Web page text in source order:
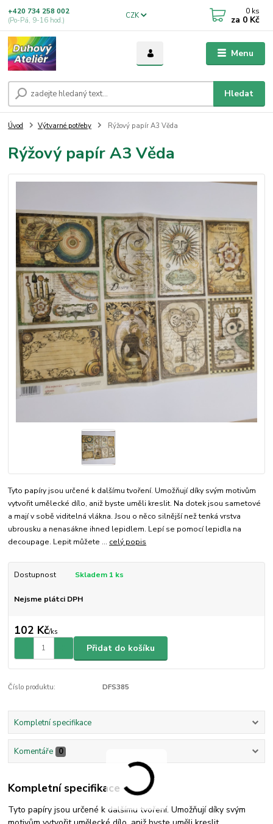
Menu
CZK
Hledat
+420 734 258 002
(Po-Pá, 9-16 hod.)
0 ks
za 0 Kč
Úvod Výtvarné potřeby Rýžový papír A3 Věda
Rýžový papír A3 Věda
Tyto papíry jsou určené k dalšímu tvoření. Umožňují díky svým motivům
vytvořit umělecké dílo, aniž byste uměli kreslit. Na dotek jsou sametové
a mají v sobě viditelná vlákna. Jsou o něco silnější než tenká vrstva
ubrousku a nenasákne ihned lepidlem. Lepí se pomocí lepidla na
decoupage. Lepit můžete ... celý popis
Dostupnost Skladem 1 ks
Nejsme plátci DPH
102 Kč/ks
Přidat do košíku
Číslo produktu: DFS385
Kompletní specifikace
Komentáře 0
Kompletní specifikace
Tyto papíry jsou určené k dalšímu tvoření. Umožňují díky svým